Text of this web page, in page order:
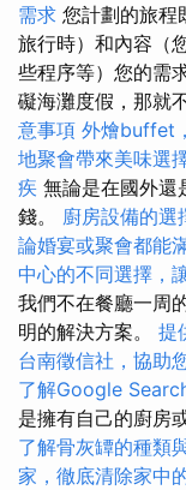
需求 您計劃的旅程
旅行時）和內容（
些程序等）您的需
礙海灘度假，那就
意事項 外燴buffet
地聚會帶來美味選
疾 無論是在國外還
錢。 廚房設備的選
論婚宴或聚會都能
中心的不同選擇，
我們不在餐廳一周
明的解決方案。 提
台南徵信社，協助
了解Google
是擁有自己的廚房
了解骨灰罈的種類
家，徹底清除家中